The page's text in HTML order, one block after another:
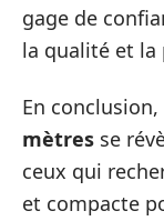
gage de
la qualité et la
En
mètres se
ceux qui
et compacte